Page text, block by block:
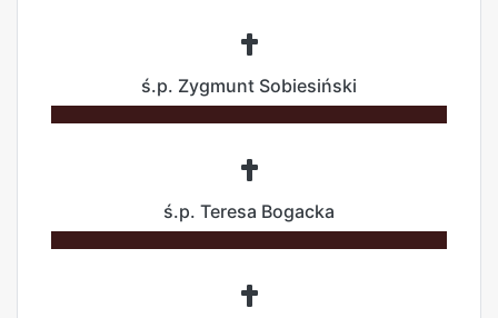
ś.p. Zygmunt Sobiesiński
ś.p. Teresa Bogacka